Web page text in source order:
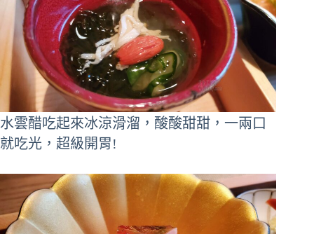
水雲醋吃起來冰涼滑溜，酸酸甜甜，一兩口
就吃光，超級開胃!